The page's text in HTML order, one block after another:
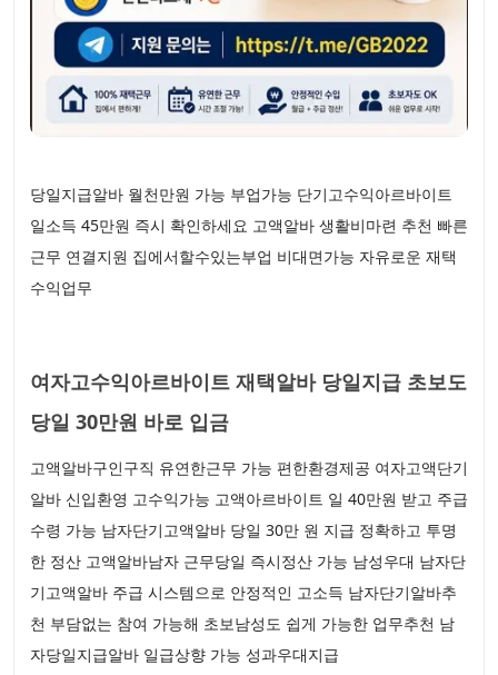
당일지급알바 월천만원 가능 부업가능 단기고수익아르바이트
일소득 45만원 즉시 확인하세요 고액알바 생활비마련 추천 빠른
근무 연결지원 집에서할수있는부업 비대면가능 자유로운 재택
수익업무
여자고수익아르바이트 재택알바 당일지급 초보도
당일 30만원 바로 입금
고액알바구인구직 유연한근무 가능 편한환경제공 여자고액단기
알바 신입환영 고수익가능 고액아르바이트 일 40만원 받고 주급
수령 가능 남자단기고액알바 당일 30만 원 지급 정확하고 투명
한 정산 고액알바남자 근무당일 즉시정산 가능 남성우대 남자단
기고액알바 주급 시스템으로 안정적인 고소득 남자단기알바추
천 부담없는 참여 가능해 초보남성도 쉽게 가능한 업무추천 남
자당일지급알바 일급상향 가능 성과우대지급